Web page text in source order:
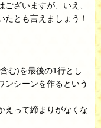
ざいますが、いえ、
とも言えましょう！
む)を最後の1行とし
ンシーンを作るという
えって締まりがなくな